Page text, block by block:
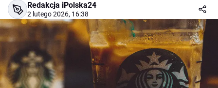
Redakcja iPolska24
2 lutego 2026, 16:38